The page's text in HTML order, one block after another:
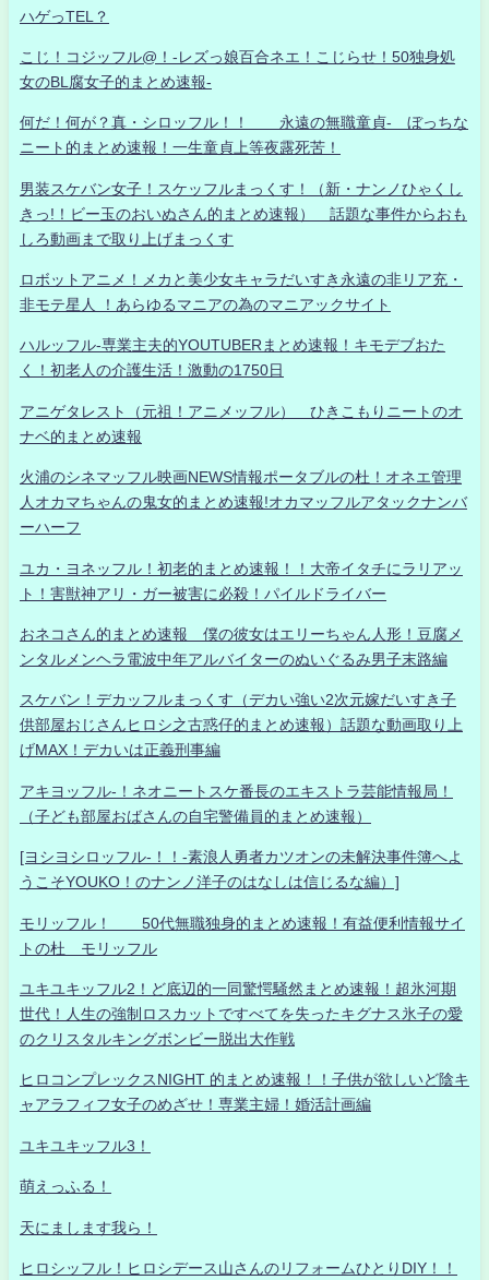
ハゲっTEL？
こじ！コジッフル@！-レズっ娘百合ネエ！こじらせ！50独身処
女のBL腐女子的まとめ速報-
何だ！何が？真・シロッフル！！ 永遠の無職童貞- ぼっちな
ニート的まとめ速報！一生童貞上等夜露死苦！
男装スケバン女子！スケッフルまっくす！（新・ナンノひゃくし
きっ!！ビー玉のおいぬさん的まとめ速報） 話題な事件からおも
しろ動画まで取り上げまっくす
ロボットアニメ！メカと美少女キャラだいすき永遠の非リア充・
非モテ星人 ！あらゆるマニアの為のマニアックサイト
ハルッフル-専業主夫的YOUTUBERまとめ速報！キモデブおた
く！初老人の介護生活！激動の1750日
アニゲタレスト（元祖！アニメッフル） ひきこもりニートのオ
ナベ的まとめ速報
火浦のシネマッフル映画NEWS情報ポータブルの杜！オネエ管理
人オカマちゃんの鬼女的まとめ速報!オカマッフルアタックナンバ
ーハーフ
ユカ・ヨネッフル！初老的まとめ速報！！大帝イタチにラリアッ
ト！害獣神アリ・ガー被害に必殺！パイルドライバー
おネコさん的まとめ速報 僕の彼女はエリーちゃん人形！豆腐メ
ンタルメンヘラ電波中年アルバイターのぬいぐるみ男子末路編
スケバン！デカッフルまっくす（デカい強い2次元嫁だいすき子
供部屋おじさんヒロシ之古惑仔的まとめ速報）話題な動画取り上
げMAX！デカいは正義刑事編
アキヨッフル-！ネオニートスケ番長のエキストラ芸能情報局！
（子ども部屋おばさんの自宅警備員的まとめ速報）
[ヨシヨシロッフル-！！-素浪人勇者カツオンの未解決事件簿へよ
うこそYOUKO！のナンノ洋子のはなしは信じるな編）]
モリッフル！ 50代無職独身的まとめ速報！有益便利情報サイ
トの杜 モリッフル
ユキユキッフル2！ど底辺的一同驚愕騒然まとめ速報！超氷河期
世代！人生の強制ロスカットですべてを失ったキグナス氷子の愛
のクリスタルキングボンビー脱出大作戦
ヒロコンプレックスNIGHT 的まとめ速報！！子供が欲しいど陰キ
ャアラフィフ女子のめざせ！専業主婦！婚活計画編
ユキユキッフル3！
萌えっふる！
天にまします我ら！
ヒロシッフル！ヒロシデース山さんのリフォームひとりDIY！！